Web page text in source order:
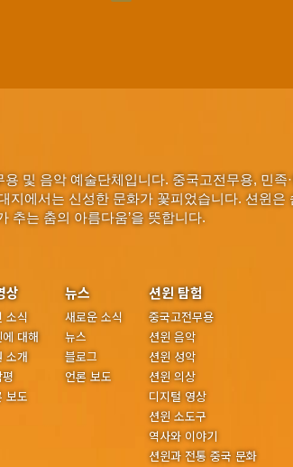
및 음악 예술단체입니다. 중국고전무용, 민
지에서는 신성한 문화가 꽃피었습니다. 션윈
추는 춤의 아름다움’을 뜻합니다.
상
소식
에 대해
소개
보도
뉴스
새로운 소식
뉴스
블로그
언론 보도
션윈 탐험
중국고전무용
션윈 음악
션윈 성악
션윈 의상
디지털 영상
션윈 소도구
역사와 이야기
션윈과 전통 중국 문화